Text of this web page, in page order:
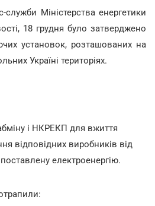
Міністерства енергетики
18 грудня було затверджено
установок, розташованих на
Україні територіях.
і НКРЕКП для вжиття
відповідних виробників від
електроенергію.